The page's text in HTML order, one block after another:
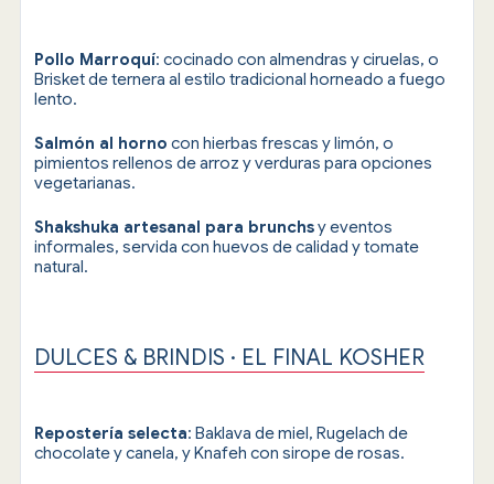
Pollo Marroquí: cocinado con almendras y ciruelas, o
Brisket de ternera al estilo tradicional horneado a fuego
lento.
Salmón al horno con hierbas frescas y limón, o
pimientos rellenos de arroz y verduras para opciones
vegetarianas.
Shakshuka artesanal para brunchsy eventos
informales, servida con huevos de calidad y tomate
natural.
DULCES & BRINDIS · EL FINAL KOSHER
Repostería selecta: Baklava de miel, Rugelach de
chocolate y canela, y Knafeh con sirope de rosas.